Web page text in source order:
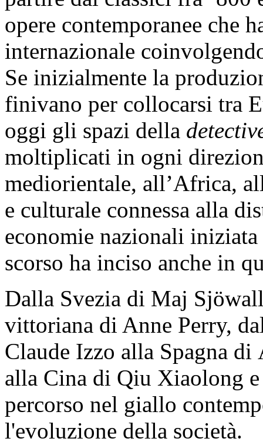
opere contemporanee che
internazionale
Se inizialmente la
finivano per collocarsi tra
oggi gli spazi della
moltiplicati in ogni
mediorientale, all’Africa,
e culturale connessa alla
economie nazionali
scorso ha inciso anche in
Dalla Svezia di Maj
vittoriana di Anne Perry,
Claude Izzo alla Spagna
alla Cina di Qiu Xiaolong
percorso nel giallo
l'evoluzione della società.